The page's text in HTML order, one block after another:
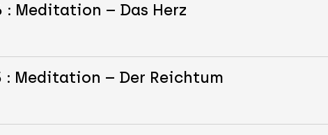
: Meditation – Das Herz
: Meditation – Der Reichtum